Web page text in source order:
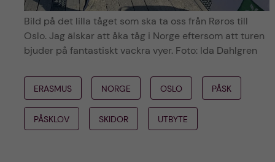
Bild på det lilla tåget som ska ta oss från Røros till
Oslo. Jag älskar att åka tåg i Norge eftersom att turen
bjuder på fantastiskt vackra vyer. Foto: Ida Dahlgren
ERASMUS NORGE OSLO PÅSK
PÅSKLOV SKIDOR UTBYTE